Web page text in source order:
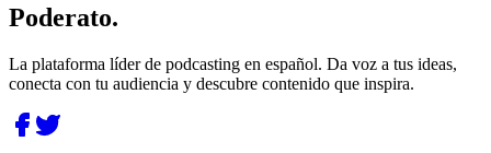
Poderato.
La plataforma líder de podcasting en español. Da voz a tus ideas,
conecta con tu audiencia y descubre contenido que inspira.